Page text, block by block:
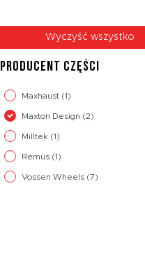
Wyczyść wszystko
PRODUCENT CZĘŚCI
Maxhaust (1)
Maxton Design (2)
Milltek (1)
Remus (1)
Vossen Wheels (7)